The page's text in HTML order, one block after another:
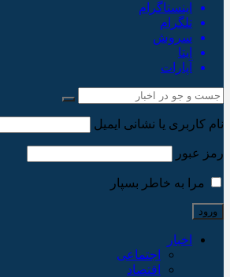
اینستاگرام
تلگرام
سروش
ایتا
آپارات
نام کاربری یا نشانی ایمیل
رمز عبور
مرا به خاطر بسپار
اخبار
اجتماعی
اقتصاد